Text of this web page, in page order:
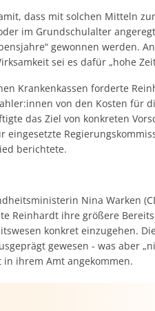
dass mit solchen Mitteln
im Grundschulalter
gewonnen werden.
sei es dafür „hohe
Krankenkassen forderte
von den Kosten für
das Ziel von konkreten
eingesetzte
berichtete.
Nina Warken
Reinhardt ihre größere
konkret einzugehen.
gewesen - was aber
ihrem Amt angekommen.